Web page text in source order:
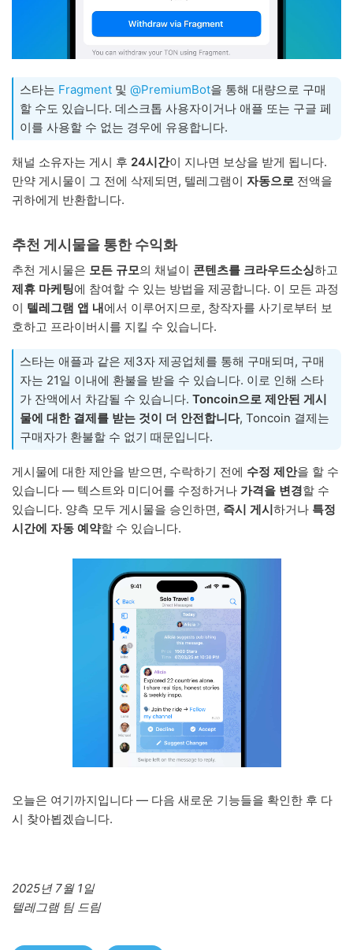
스타는 Fragment 및 @PremiumBot을 통해 대량으로 구매
할 수도 있습니다. 데스크톱 사용자이거나 애플 또는 구글 페
이를 사용할 수 없는 경우에 유용합니다.
채널 소유자는 게시 후 24시간이 지나면 보상을 받게 됩니다.
만약 게시물이 그 전에 삭제되면, 텔레그램이 자동으로 전액을
귀하에게 반환합니다.
추천 게시물을 통한 수익화
추천 게시물은 모든 규모의 채널이 콘텐츠를 크라우드소싱하고
제휴 마케팅에 참여할 수 있는 방법을 제공합니다. 이 모든 과정
이 텔레그램 앱 내에서 이루어지므로, 창작자를 사기로부터 보
호하고 프라이버시를 지킬 수 있습니다.
스타는 애플과 같은 제3자 제공업체를 통해 구매되며, 구매
자는 21일 이내에 환불을 받을 수 있습니다. 이로 인해 스타
가 잔액에서 차감될 수 있습니다. Toncoin으로 제안된 게시
물에 대한 결제를 받는 것이 더 안전합니다, Toncoin 결제는
구매자가 환불할 수 없기 때문입니다.
게시물에 대한 제안을 받으면, 수락하기 전에 수정 제안을 할 수
있습니다 — 텍스트와 미디어를 수정하거나 가격을 변경할 수
있습니다. 양측 모두 게시물을 승인하면, 즉시 게시하거나 특정
시간에 자동 예약할 수 있습니다.
오늘은 여기까지입니다 — 다음 새로운 기능들을 확인한 후 다
시 찾아뵙겠습니다.
2025년 7월 1일
텔레그램 팀 드림